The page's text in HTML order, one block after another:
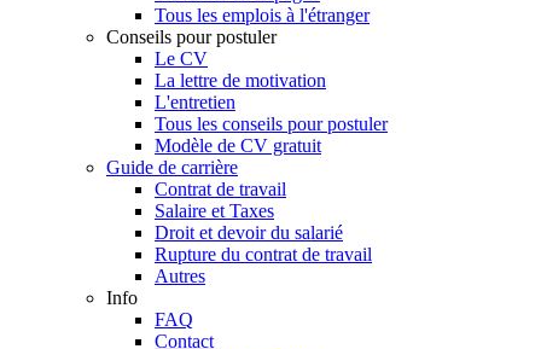
Tous les emplois à l'étranger
Conseils pour postuler
Le CV
La lettre de motivation
L'entretien
Tous les conseils pour postuler
Modèle de CV gratuit
Guide de carrière
Contrat de travail
Salaire et Taxes
Droit et devoir du salarié
Rupture du contrat de travail
Autres
Info
FAQ
Contact